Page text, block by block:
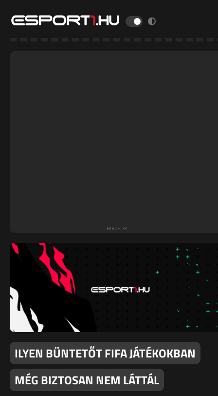
ILYEN BÜNTETŐT FIFA JÁTÉKOKBAN
MÉG BIZTOSAN NEM LÁTTÁL